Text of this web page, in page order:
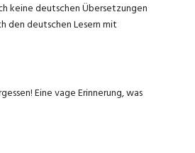
keine deutschen Übersetzungen
den deutschen Lesern mit
Eine vage Erinnerung, was